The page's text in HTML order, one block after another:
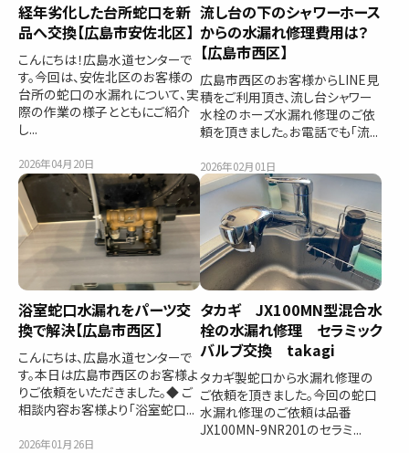
経年劣化した台所蛇口を新
品へ交換【広島市安佐北区】
こんにちは！広島水道センターで
す。今回は、安佐北区のお客様の
台所の蛇口の水漏れについて、実
際の作業の様子とともにご紹介
し...
2026年04月20日
流し台の下のシャワーホース
からの水漏れ修理費用は？
【広島市西区】
広島市西区のお客様からLINE見
積をご利用頂き、流し台シャワー
水栓のホーズ水漏れ修理のご依
頼を頂きました。お電話でも「流...
2026年02月01日
浴室蛇口水漏れをパーツ交
換で解決【広島市西区】
こんにちは、広島水道センターで
す。本日は広島市西区のお客様よ
りご依頼をいただきました。◆ ご
相談内容お客様より「浴室蛇口...
2026年01月26日
タカギ JX100MN型混合水
栓の水漏れ修理 セラミック
バルブ交換 takagi
タカギ製蛇口から水漏れ修理の
ご依頼を頂きました。今回の蛇口
水漏れ修理のご依頼は品番
JX100MN-9NR201のセラミ...